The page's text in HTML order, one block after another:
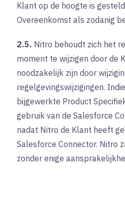
Klant op de hoogte is
Overeenkomst als zodanig
2.5. Nitro behoudt zich het
moment te wijzigen door de
noodzakelijk zijn door
regelgevingswijzigingen.
bijgewerkte Product
gebruik van de Salesforce
nadat Nitro de Klant heeft
Salesforce Connector. Nitro
zonder enige